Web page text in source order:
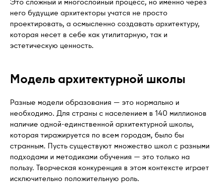
него будущие архитекторы учатся не просто
проектировать, а осмысленно создавать архитектуру,
которая несет в себе как утилитарную, так и
эстетическую ценность.
Модель архитектурной школы
Разные модели образования — это нормально и
необходимо. Для страны с населением в 140 миллионов
наличие одной-единственной архитектурной школы,
которая тиражируется по всем городам, было бы
странным. Пусть существуют множество школ с разными
подходами и методиками обучения — это только на
пользу. Творческая конкуренция в этом контексте играет
исключительно положительную роль.